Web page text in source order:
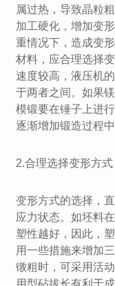
属过热，导致晶粒
加工硬化，增加变
重情况下，造成变
材料，应合理选择
速度较高，液压机
于两者之间。如果
模锻要在锤子上进
逐渐增加锻造过程
2.合理选择变形方式
变形方式的选择，
应力状态。如坯料
塑性越好，因此，
用一些措施来增加
镦粗时，可采用活